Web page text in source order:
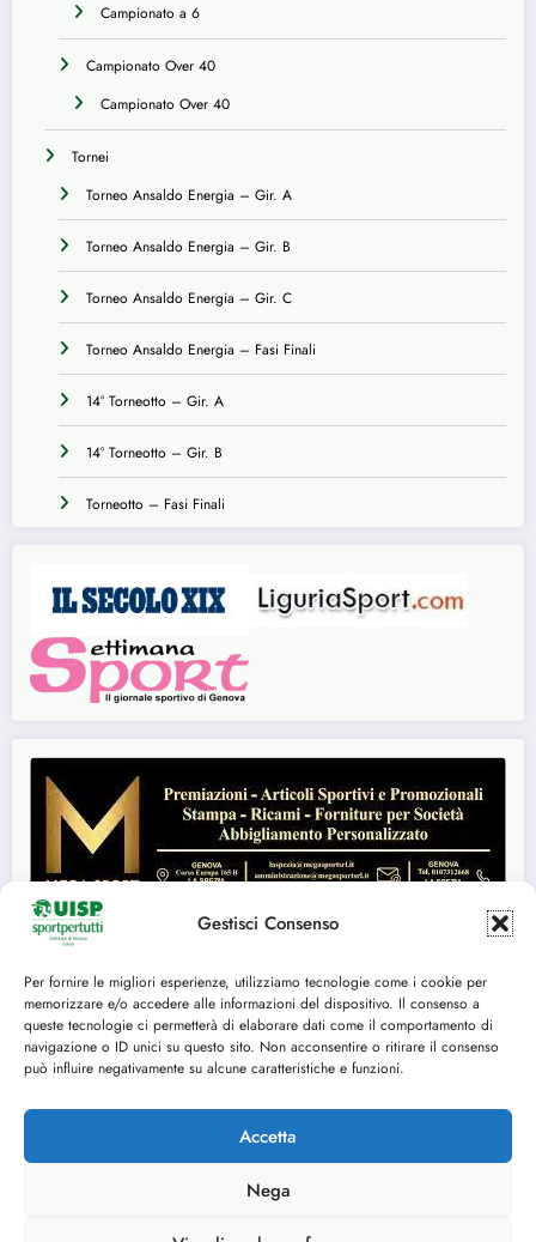
Gestisci Consenso
Per fornire le migliori esperienze, utilizziamo tecnologie come i cookie per
memorizzare e/o accedere alle informazioni del dispositivo. Il consenso a
queste tecnologie ci permetterà di elaborare dati come il comportamento di
navigazione o ID unici su questo sito. Non acconsentire o ritirare il consenso
può influire negativamente su alcune caratteristiche e funzioni.
Accetta
Nega
Campionato a 6
Campionato Over 40
Campionato Over 40
Tornei
Torneo Ansaldo Energia – Gir. A
Torneo Ansaldo Energia – Gir. B
Torneo Ansaldo Energia – Gir. C
Torneo Ansaldo Energia – Fasi Finali
14° Torneotto – Gir. A
14° Torneotto – Gir. B
Torneotto – Fasi Finali
Seguici su:
FACEBOOK
TWITTER
INSTAGRAM
YOUTUBE
Cookie Policy (UE)